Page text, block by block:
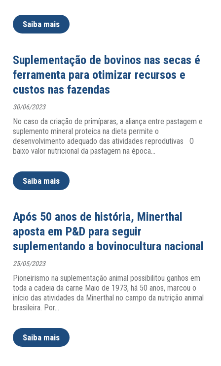
Saiba mais
Suplementação de bovinos nas secas é
ferramenta para otimizar recursos e
custos nas fazendas
30/06/2023
No caso da criação de primíparas, a aliança entre pastagem e
suplemento mineral proteica na dieta permite o
desenvolvimento adequado das atividades reprodutivas O
baixo valor nutricional da pastagem na época…
Saiba mais
Após 50 anos de história, Minerthal
aposta em P&D para seguir
suplementando a bovinocultura nacional
25/05/2023
Pioneirismo na suplementação animal possibilitou ganhos em
toda a cadeia da carne Maio de 1973, há 50 anos, marcou o
início das atividades da Minerthal no campo da nutrição animal
brasileira. Por…
Saiba mais